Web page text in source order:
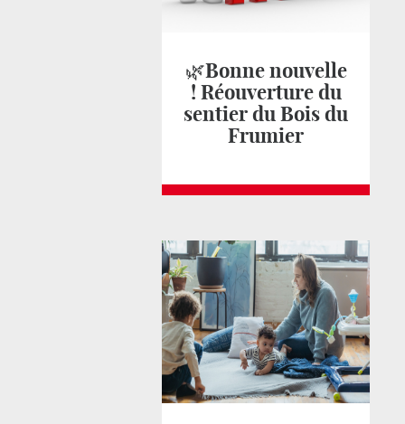
🌿Bonne nouvelle
! Réouverture du
sentier du Bois du
Frumier